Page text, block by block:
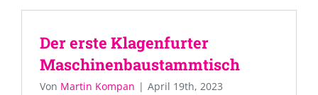
Der erste Klagenfurter
Maschinenbaustammtisch
Von Martin Kompan | April 19th, 2023